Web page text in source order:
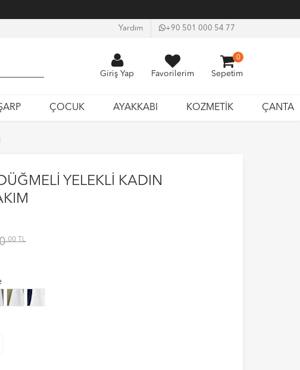
Yardım +90 501 000 54 77
Giriş Yap Favorilerim Sepetim
0
ÇOCUK AYAKKABI KOZMETİK ÇANTA
YELEKLİ KADIN
.00 TL